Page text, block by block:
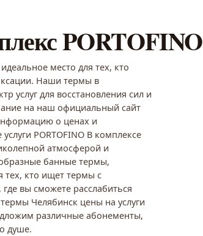
PORTOFINO
место для тех, кто
Наши термы в
услуг для восстановления сил и
на наш официальный сайт
о ценах и
PORTOFINO В комплексе
атмосферой и
банные термы,
тех, кто ищет термы с
вы сможете расслабиться
Челябинск цены на услуги
различные абонементы,
душе.